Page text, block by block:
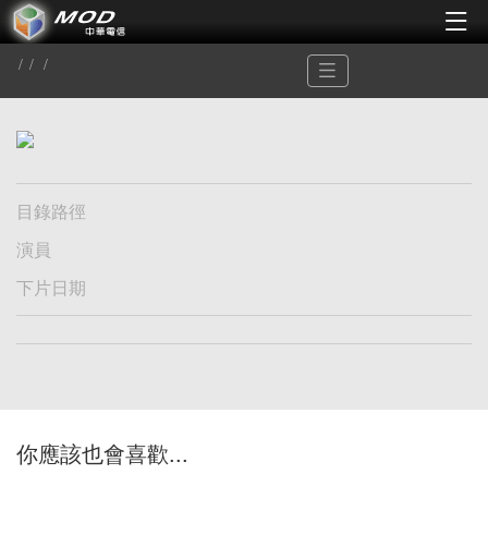
目錄路徑
演員
下片日期
你應該也會喜歡...